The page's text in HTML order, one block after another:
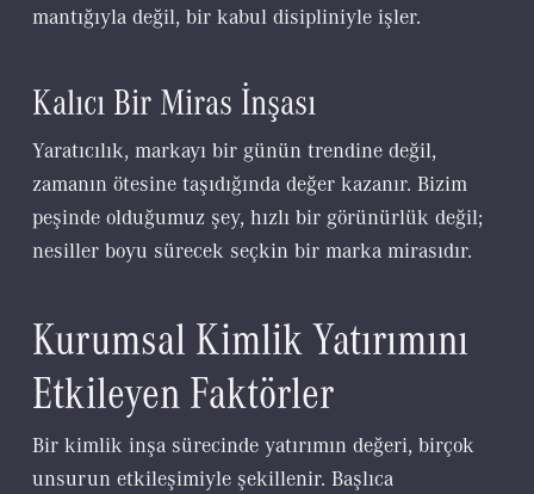
mantığıyla değil, bir kabul disipliniyle işler.
Kalıcı Bir Miras İnşası
Yaratıcılık, markayı bir günün trendine değil,
zamanın ötesine taşıdığında değer kazanır. Bizim
peşinde olduğumuz şey, hızlı bir görünürlük değil;
nesiller boyu sürecek seçkin bir marka mirasıdır.
Kurumsal Kimlik Yatırımını
Etkileyen Faktörler
Bir kimlik inşa sürecinde yatırımın değeri, birçok
unsurun etkileşimiyle şekillenir. Başlıca